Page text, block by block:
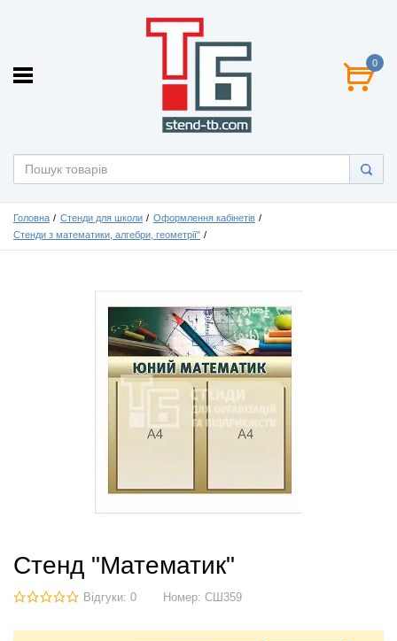
0
Головна Стенди для школи
Оформлення кабінетів
Стенди з математики, алгебри, геометрії"
Стенд "Математик"
Відгуки: 0 Номер: СШ359